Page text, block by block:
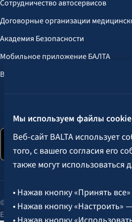
Мы используем файлы cookie
Веб-сайт BALTA использует
того, с вашего согласия его
также могут
• Нажав кнопку «Принять
• Нажав кнопку «Настроить»
Сотрудничество автосервисов
Договорные организации
Академия Безопасности
Мобильное приложение БАЛТА
Выгоды для клиентов
© 2026 AAS BALTA | улица Сканстес
Единый рег. № 40003049409.